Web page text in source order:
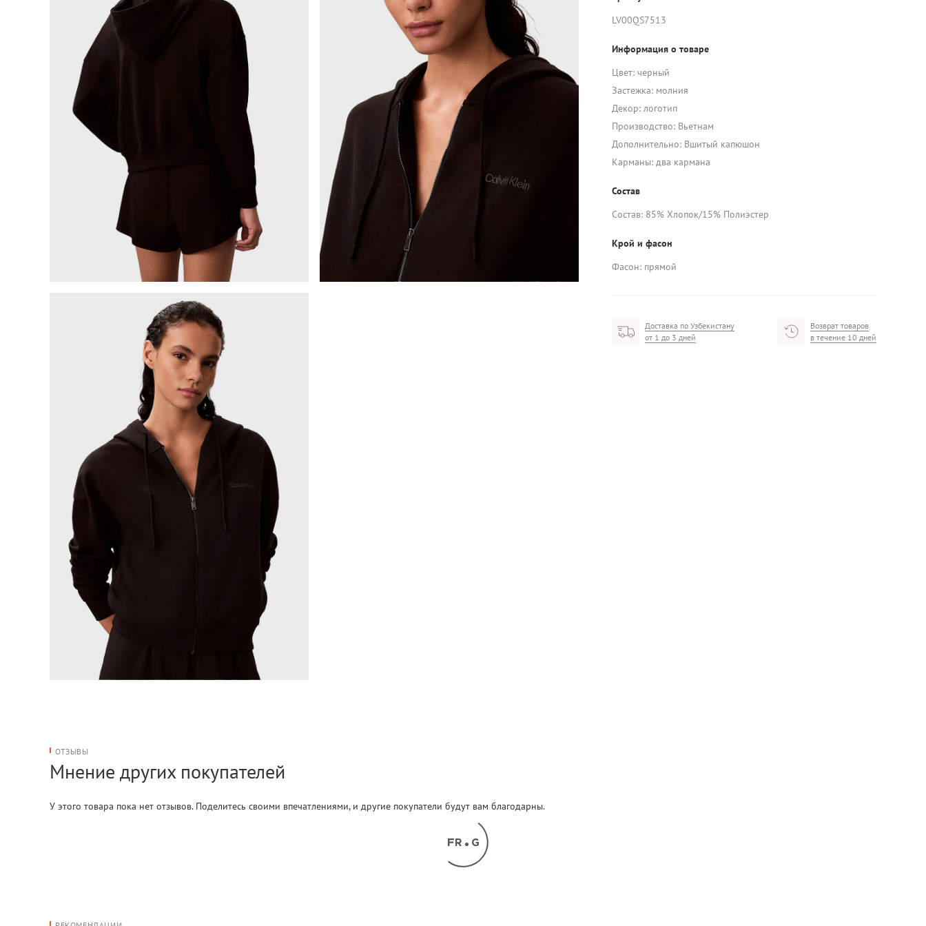
LV00QS7513
Информация о товаре
Цвет: черный
Застежка: молния
Декор: логотип
Производство: Вьетнам
Дополнительно: Вшитый капюшон
Карманы: два кармана
Состав
Состав: 85% Хлопок/15% Полиэстер
Крой и фасон
Фасон: прямой
Доставка по Узбекистану
от 1 до 3 дней
Возврат товаров
в течение 10 дней
ОТЗЫВЫ
Мнение других покупателей
У этого товара пока нет отзывов. Поделитесь своими впечатлениями, и другие покупатели будут вам благодарны.